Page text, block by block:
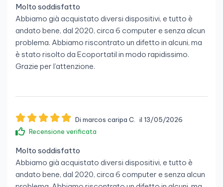
Molto soddisfatto
Abbiamo già acquistato diversi dispositivi, e tutto è
andato bene, dal 2020, circa 6 computer e senza alcun
problema. Abbiamo riscontrato un difetto in alcuni, ma
è stato risolto da Ecoportatil in modo rapidissimo.
Grazie per l’attenzione.
Di marcos caripa C.
il 13/05/2026
Recensione verificata
Molto soddisfatto
Abbiamo già acquistato diversi dispositivi, e tutto è
andato bene, dal 2020, circa 6 computer e senza alcun